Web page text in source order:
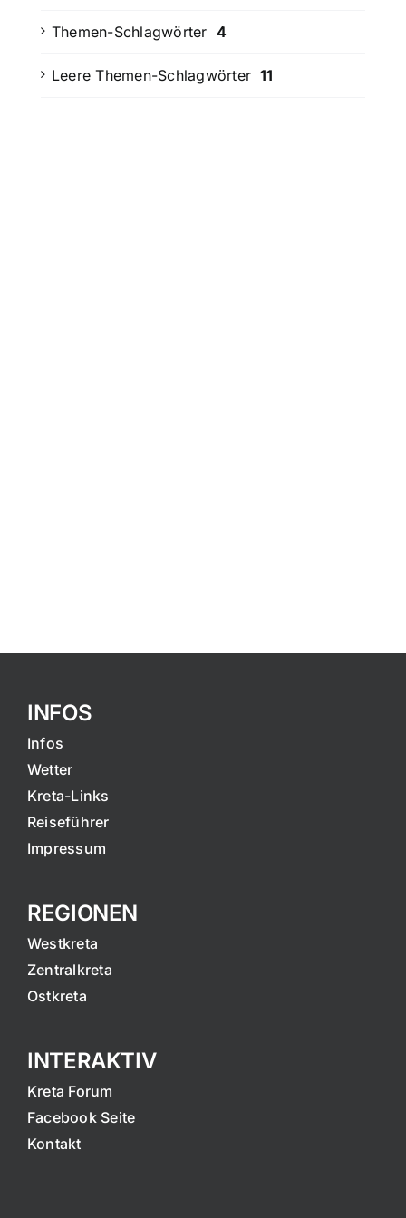
Themen-Schlagwörter 4
Leere Themen-Schlagwörter 11
INFOS
Infos
Wetter
Kreta-Links
Reiseführer
Impressum
REGIONEN
Westkreta
Zentralkreta
Ostkreta
INTERAKTIV
Kreta Forum
Facebook Seite
Kontakt